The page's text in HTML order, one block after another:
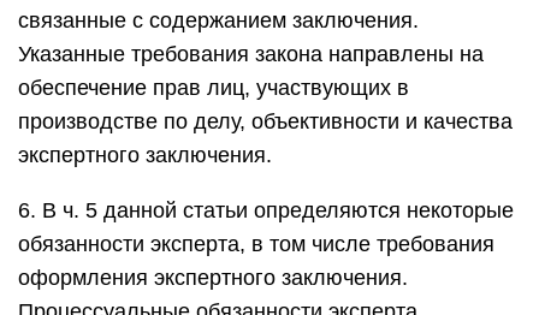
связанные с содержанием заключения.
Указанные требования закона направлены на
обеспечение прав лиц, участвующих в
производстве по делу, объективности и качества
экспертного заключения.
6. В ч. 5 данной статьи определяются некоторые
обязанности эксперта, в том числе требования
оформления экспертного заключения.